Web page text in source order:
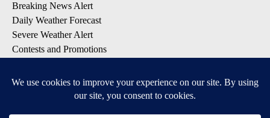
Breaking News Alert
Daily Weather Forecast
Severe Weather Alert
Contests and Promotions